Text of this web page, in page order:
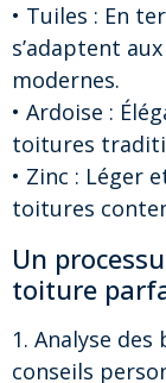
• Tuiles : En
s’adaptent
modernes.
• Ardoise :
toitures
• Zinc : Léger
toitures
Un
toiture
1. Analyse
conseils